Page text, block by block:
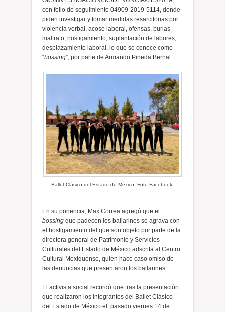
con folio de seguimiento 04909-2019-5114, donde
piden investigar y tomar medidas resarcitorias por
violencia verbal, acoso laboral, ofensas, burlas
maltrato, hostigamiento, suplantación de labores,
desplazamiento laboral, lo que se conoce como
“bossing”, por parte de Armando Pineda Bernal.
Ballet Clásico del Estado de México. Foto Facebook.
En su ponencia, Max Correa agregó que el
bossing que padecen los bailarines se agrava con
el hostigamiento del que son objeto por parte de la
directora general de Patrimonio y Servicios
Culturales del Estado de México adscrita al Centro
Cultural Mexiquense, quien hace caso omiso de
las denuncias que presentaron los bailarines.
El activista social recordó que tras la presentación
que realizaron los integrantes del Ballet Clásico
del Estado de México el
pasado viernes 14 de